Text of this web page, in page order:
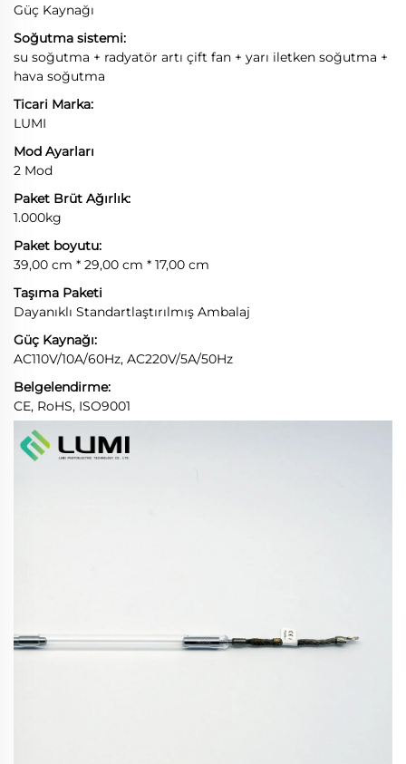
Güç Kaynağı
Soğutma sistemi:
su soğutma + radyatör artı çift fan + yarı iletken soğutma +
hava soğutma
Ticari Marka:
LUMI
Mod Ayarları
2 Mod
Paket Brüt Ağırlık:
1.000kg
Paket boyutu:
39,00 cm * 29,00 cm * 17,00 cm
Taşıma Paketi
Dayanıklı Standartlaştırılmış Ambalaj
Güç Kaynağı:
AC110V/10A/60Hz, AC220V/5A/50Hz
Belgelendirme:
CE, RoHS, ISO9001